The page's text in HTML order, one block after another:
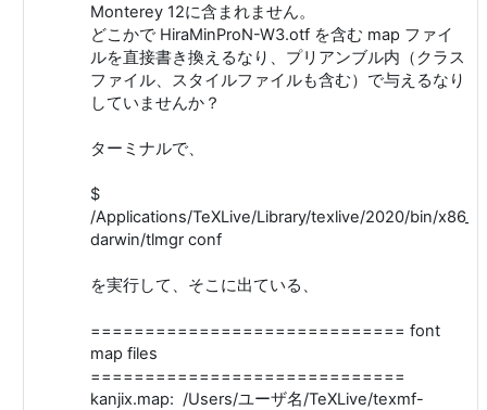
Monterey 12に含まれません。
どこかで HiraMinProN-W3.otf を含む map ファイ
ルを直接書き換えるなり、プリアンブル内（クラス
ファイル、スタイルファイルも含む）で与えるなり
していませんか？
ターミナルで、
$
/Applications/TeXLive/Library/texlive/2020/bin/
darwin/tlmgr conf
を実行して、そこに出ている、
============================= font
map files
=============================
kanjix.map: /Users/ユーザ名/TeXLive/texmf-